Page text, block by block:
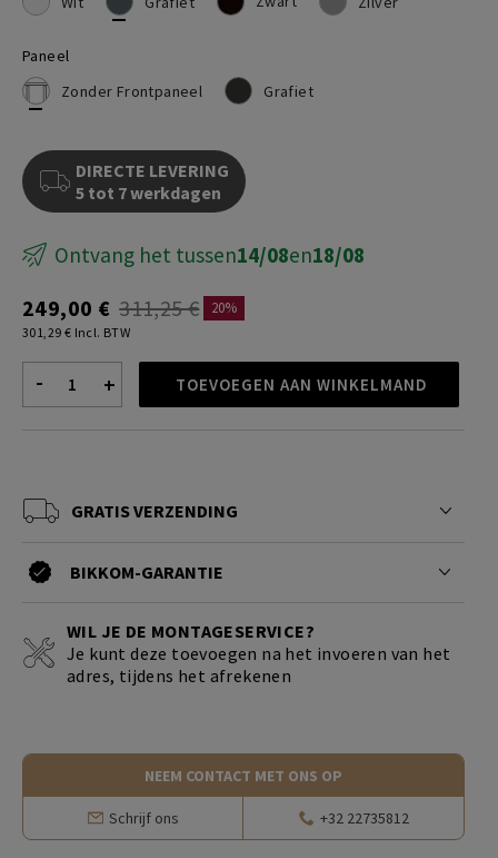
Paneel
Zonder Frontpaneel
Grafiet
DIRECTE LEVERING
5 tot 7 werkdagen
Ontvang het tussen14/08en18/08
249,00 € 311,25 € 20%
301,29 € Incl. BTW
- + TOEVOEGEN AAN WINKELMAND
GRATIS VERZENDING
BIKKOM-GARANTIE
WIL JE DE MONTAGESERVICE?
Je kunt deze toevoegen na het invoeren van het
adres, tijdens het afrekenen
NEEM CONTACT MET ONS OP
Schrijf ons +32 22735812